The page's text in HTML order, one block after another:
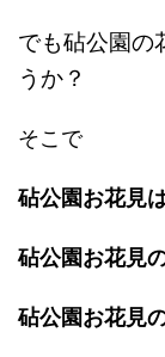
でも砧公園の
うか？
そこで
砧公園お花見
砧公園お花見
砧公園お花見